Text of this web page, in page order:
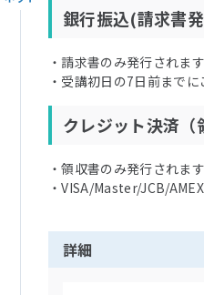
銀行振込(請求書
・請求書のみ発行されます
・受講初日の7日前までに
クレジット決済（
・領収書のみ発行されます
・VISA/Master/JCB/
詳細